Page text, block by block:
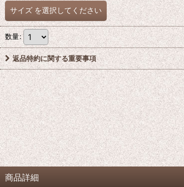
サイズ を選択してください
数量:
返品特約に関する重要事項
商品詳細